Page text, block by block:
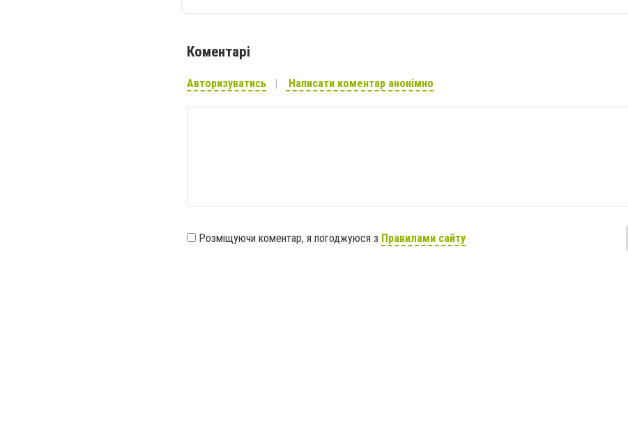
Коментарі
Авторизуватись Написати коментар анонімно
Розміщуючи коментар, я погоджуюся з Правилами сайту